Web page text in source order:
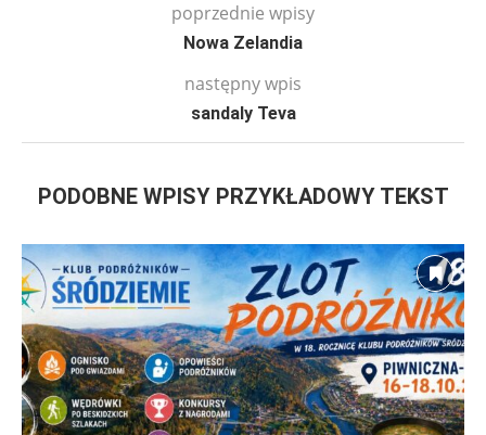
poprzednie wpisy
Nowa Zelandia
następny wpis
sandaly Teva
PODOBNE WPISY PRZYKŁADOWY TEKST